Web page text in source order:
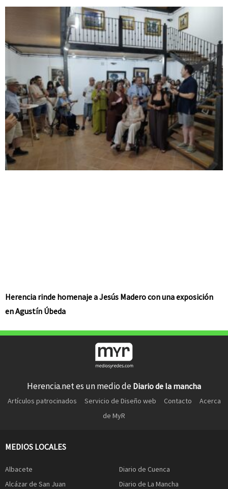
Herencia rinde homenaje a Jesús Madero con una exposición
en Agustín Úbeda
Herencia.net es un medio de Diario de la mancha
Artículos patrocinados Servicio de Diseño web Contacto
Acerca
de MyR
MEDIOS LOCALES
Albacete
Alcázar de San Juan
Diario de Cuenca
Diario de La Mancha